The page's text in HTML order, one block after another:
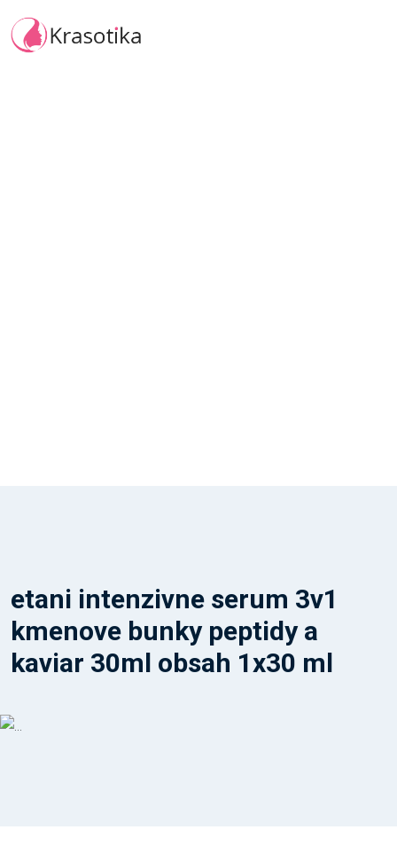
etani intenzivne serum 3v1
kmenove bunky peptidy a
kaviar 30ml obsah 1x30 ml